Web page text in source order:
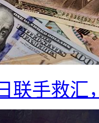
联手救汇